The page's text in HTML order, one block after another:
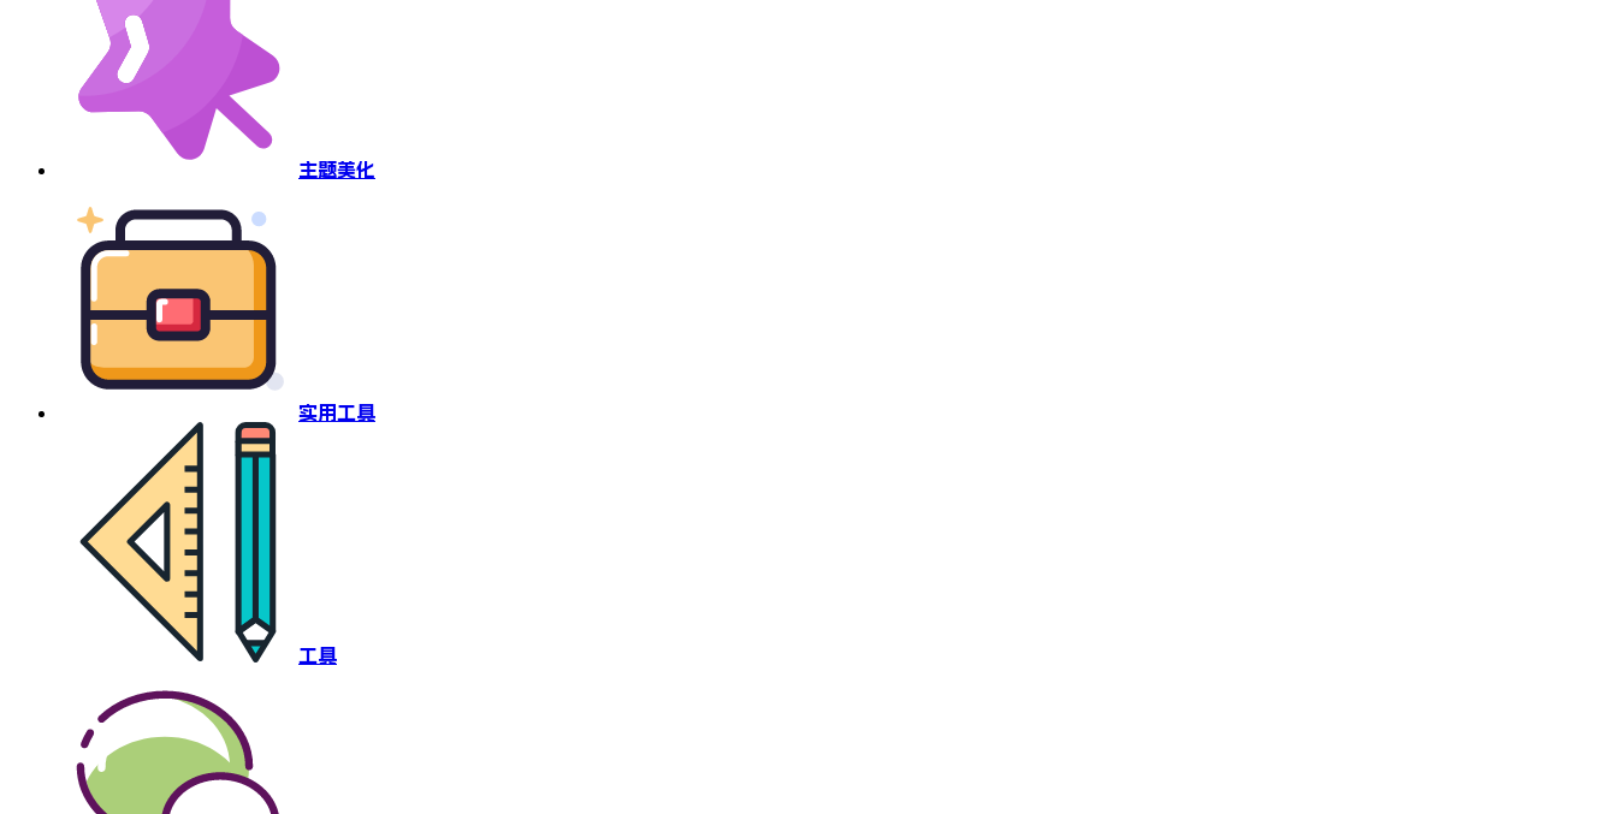
主题美化
实用工具
工具